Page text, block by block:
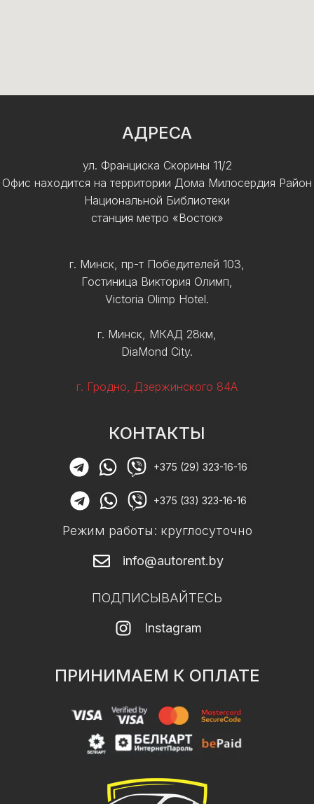
АДРЕСА
ул. Франциска Скорины 11/2
Офис находится на территории Дома Милосердия Район
Национальной Библиотеки
станция метро «Восток»
г. Минск, пр-т Победителей 103,
Гостиница Виктория Олимп,
Victoria Olimp Hotel.
г. Минск, МКАД 28км,
DiaMond City.
г. Гродно, Дзержинского 84А
КОНТАКТЫ
+375 (29) 323-16-16
+375 (33) 323-16-16
Режим работы: круглосуточно
info@autorent.by
ПОДПИСЫВАЙТЕСЬ
Instagram
ПРИНИМАЕМ К ОПЛАТЕ